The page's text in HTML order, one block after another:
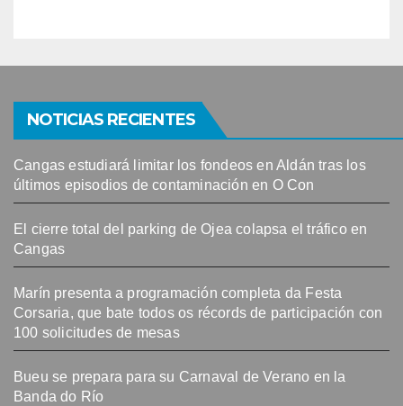
NOTICIAS RECIENTES
Cangas estudiará limitar los fondeos en Aldán tras los
últimos episodios de contaminación en O Con
El cierre total del parking de Ojea colapsa el tráfico en
Cangas
Marín presenta a programación completa da Festa
Corsaria, que bate todos os récords de participación con
100 solicitudes de mesas
Bueu se prepara para su Carnaval de Verano en la
Banda do Río